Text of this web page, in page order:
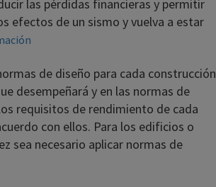
las pérdidas financieras y permitir
efectos de un sismo y vuelva a estar
de diseño para cada construcción
desempeñará y en las normas de
requisitos de rendimiento de cada
con ellos. Para los edificios o
sea necesario aplicar normas de